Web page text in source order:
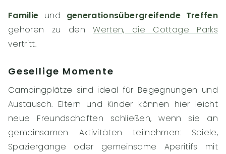
Familie und generationsübergreifende Treffen
gehören zu denWerten, die Cottage Parks
vertritt.
Gesellige Momente
Campingplätze sind ideal für Begegnungen und
Austausch. Eltern und Kinder können hier leicht
neue Freundschaften schließen, wenn sie an
gemeinsamen Aktivitäten teilnehmen: Spiele,
Spaziergänge oder gemeinsame Aperitifs mit